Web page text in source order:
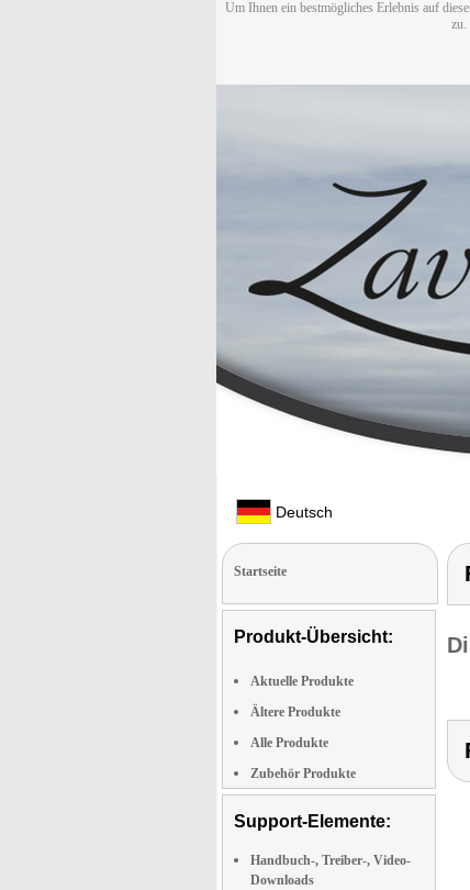
Um Ihnen ein bestmögliches Erlebnis auf
zu.
Deutsch
Startseite
Produkt-Übersicht:
Aktuelle Produkte
Ältere Produkte
Alle Produkte
Zubehör Produkte
Support-Elemente:
Handbuch-, Treiber-, Video-
Downloads